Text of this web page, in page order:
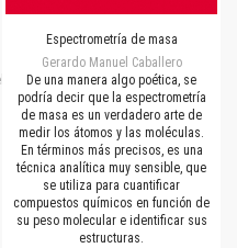
Espectrometría de masa
Gerardo Manuel Caballero
De una manera algo poética, se
podría decir que la espectrometría
de masa es un verdadero arte de
medir los átomos y las moléculas.
En términos más precisos, es una
técnica analítica muy sensible, que
se utiliza para cuantificar
compuestos químicos en función de
su peso molecular e identificar sus
estructuras.